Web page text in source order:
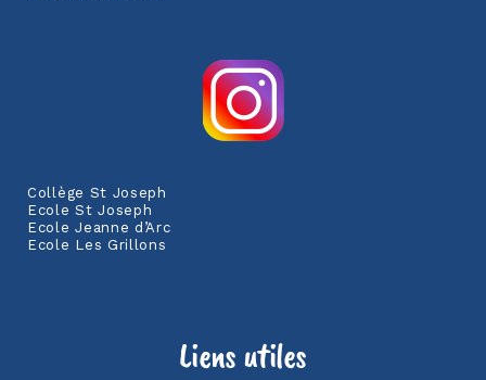
Collège St Joseph
Ecole St Joseph
Ecole Jeanne d’Arc
Ecole Les Grillons
Liens utiles